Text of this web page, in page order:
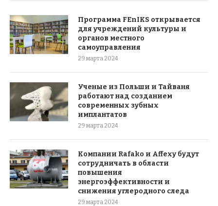
Программа FEnIKS открывается
для учреждений культуры и
органов местного
самоуправления
29 марта 2024
Ученые из Польши и Тайваня
работают над созданием
современных зубных
имплантатов
29 марта 2024
Компании Rafako и Affexy будут
сотрудничать в области
повышения
энергоэффективности и
снижения углеродного следа
29 марта 2024